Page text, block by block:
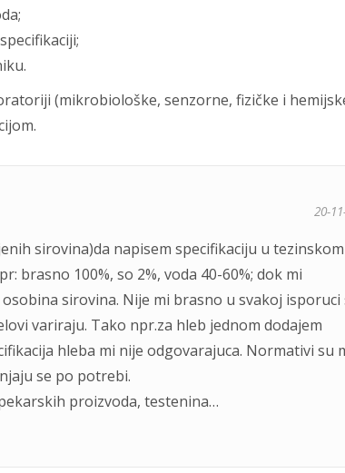
(mikrobiološke, senzorne, fizičke i
20-
sirovina)da napisem specifikaciju u tezinskom
brasno 100%, so 2%, voda 40-60%; dok mi
sirovina. Nije mi brasno u svakoj isporuci
variraju. Tako npr.za hleb jednom dodajem
hleba mi nije odgovarajuca. Normativi su
se po potrebi.
proizvoda, testenina…